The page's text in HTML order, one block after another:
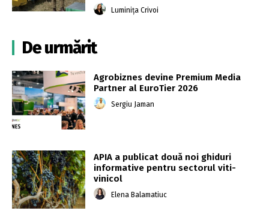
Luminița Crivoi
De urmărit
Agrobiznes devine Premium Media
Partner al EuroTier 2026
Sergiu Jaman
APIA a publicat două noi ghiduri
informative pentru sectorul viti-
vinicol
Elena Balamatiuc